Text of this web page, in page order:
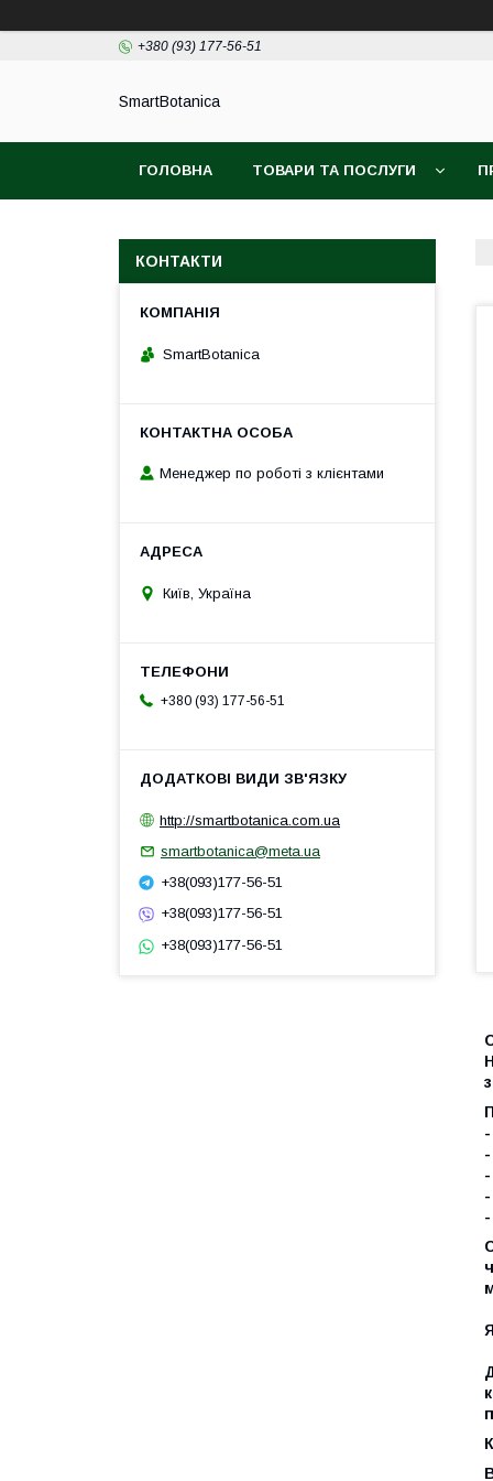
+380 (93) 177-56-51
SmartBotanica
ГОЛОВНА ТОВАРИ ТА ПОСЛУГИ
-
КОНТАКТИ
SmartBotanica
Менеджер по роботі з клієнтами
Київ, Україна
+380 (93) 177-56-51
http://smartbotanica.com.ua
smartbotanica@meta.ua
+38(093)177-56-51
+38(093)177-56-51
+38(093)177-56-51